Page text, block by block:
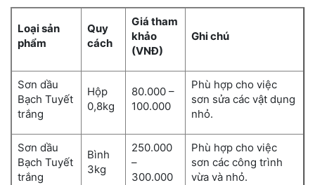
Loại sản
phẩm
Quy
cách
Giá tham
khảo
(VNĐ)
Ghi chú
Sơn dầu
Bạch Tuyết
trắng
Hộp
0,8kg
80.000 –
100.000
Phù hợp cho việc
sơn sửa các vật dụng
nhỏ.
Sơn dầu
Bạch Tuyết
trắng
Bình
3kg
250.000
–
300.000
Phù hợp cho việc
sơn các công trình
vừa và nhỏ.